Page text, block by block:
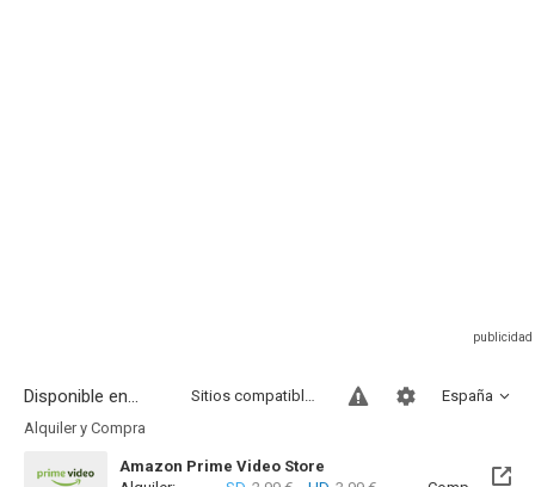
Disponible en... España
Sitios compatibles
Alquiler y Compra
Amazon Prime Video Store